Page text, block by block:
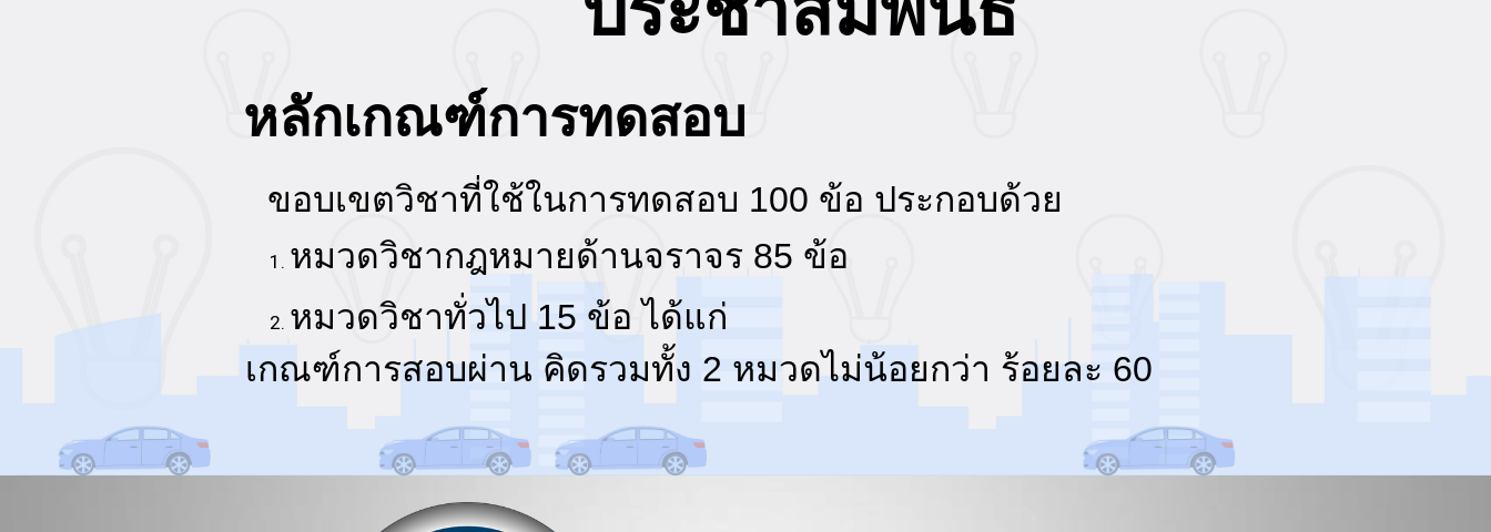
หลักเกณฑ์การทดสอบ
ขอบเขตวิชาที่ใช้ในการทดสอบ 100 ข้อ ประกอบด้วย
หมวดวิชากฎหมายด้านจราจร 85 ข้อ
หมวดวิชาทั่วไป 15 ข้อ ได้แก่
เกณฑ์การสอบผ่าน คิดรวมทั้ง 2 หมวดไม่น้อยกว่า ร้อยละ 60